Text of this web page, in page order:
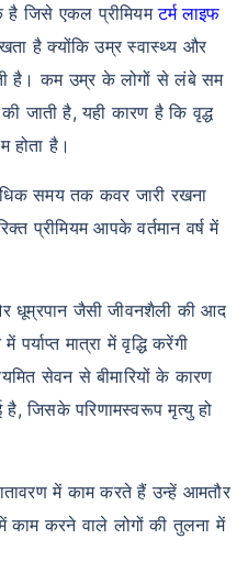
जिसे एकल प्रीमियमटर्म लाइफ
है क्योंकि उम्र स्वास्थ्य और
है। कम उम्र के लोगों से लंबे सम
जाती है, यही कारण है कि वृद्ध
होता है।
समय तक कवर जारी रखना
प्रीमियम आपके वर्तमान वर्ष में
धूम्रपान जैसी जीवनशैली की आद
मात्रा में वृद्धि करेंगी
सेवन से बीमारियों के कारण
है, जिसके परिणामस्वरूप मृत्यु हो
में काम करते हैं उन्हें आमतौर
काम करने वाले लोगों की तुलना में